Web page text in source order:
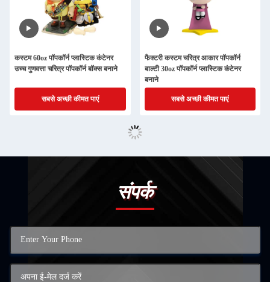
कस्टम 60oz पॉपकॉर्न प्लास्टिक कंटेनर
उच्च गुणवत्ता चरित्र पॉपकॉर्न बॉक्स बनाने
सबसे अच्छी कीमत पाएं
फैक्टरी कस्टम चरित्र आकार पॉपकॉर्न
बाल्टी 30oz पॉपकॉर्न प्लास्टिक कंटेनर
बनाने
सबसे अच्छी कीमत पाएं
संपर्क